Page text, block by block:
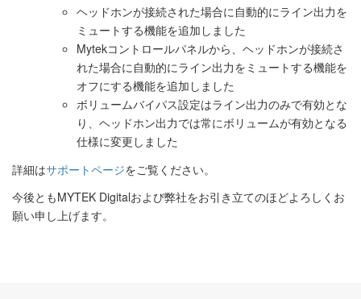
ヘッドホンが接続された場合に自動的にライン出力を
ミュートする機能を追加しました
Mytekコントロールパネルから、ヘッドホンが接続さ
れた場合に自動的にライン出力をミュートする機能を
オフにする機能を追加しました
ボリュームバイパス設定はライン出力のみで有効とな
り、ヘッドホン出力では常にボリュームが有効となる
仕様に変更しました
詳細はサポートページをご覧ください。
今後ともMYTEK Digitalおよび弊社をお引き立てのほどよろしくお
願い申し上げます。